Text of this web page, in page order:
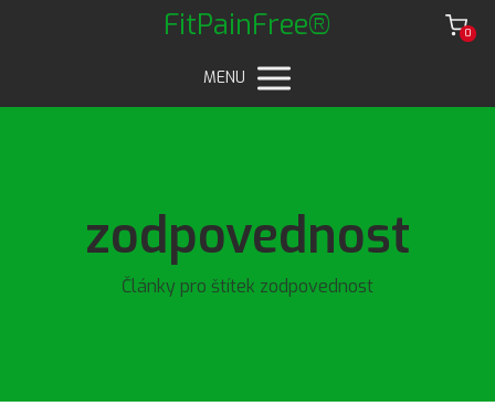
FitPainFree® 0
MENU
zodpovednost
Články pro štítek zodpovednost